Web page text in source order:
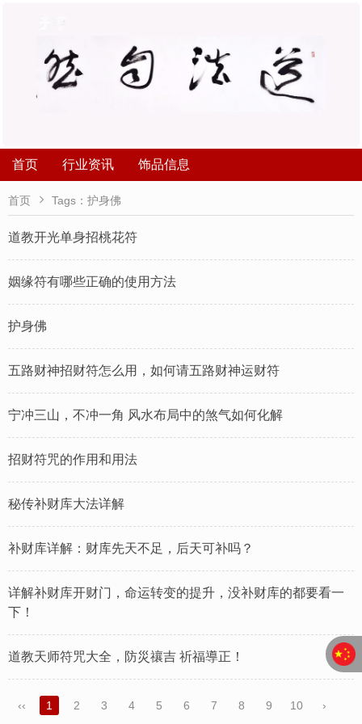
首页 行业资讯 饰品信息
首页  Tags：护身佛
道教开光单身招桃花符
姻缘符有哪些正确的使用方法
护身佛
五路财神招财符怎么用，如何请五路财神运财符
宁冲三山，不冲一角 风水布局中的煞气如何化解
招财符咒的作用和用法
秘传补财库大法详解
补财库详解：财库先天不足，后天可补吗？
详解补财库开财门，命运转变的提升，没补财库的都要看一
下！
道教天师符咒大全，防災禳吉 祈福導正！
‹‹ 1 2 3 4 5 6 7 8 9 10
›